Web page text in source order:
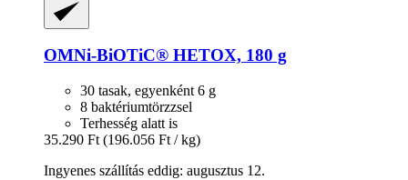
OMNi-BiOTiC® HETOX, 180 g
30 tasak, egyenként 6 g
8 baktériumtörzzsel
Terhesség alatt is
35.290 Ft (196.056 Ft / kg)
Ingyenes szállítás eddig: augusztus 12.